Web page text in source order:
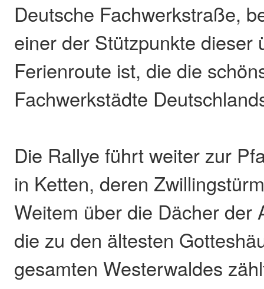
Deutsche Fachwerkstraße,
einer der Stützpunkte dieser
Ferienroute ist, die die
Fachwerkstädte
Die Rallye führt weiter zur
in Ketten, deren
Weitem über die Dächer der
die zu den ältesten
gesamten Westerwaldes